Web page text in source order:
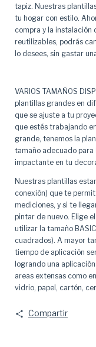
tapiz. Nuestras
tu hogar con estilo.
compra y la instalación
reutilizables, podrás
lo desees, sin gastar
VARIOS TAMAÑOS
plantillas grandes en
que se ajuste a tu
que estés trabajando
grande, tenemos la
tamaño adecuado
impactante en tu
Nuestras plantillas
conexión) que te
mediciones, y si te
pintar de nuevo. Elige
utilizar la tamaño
cuadrados). A mayor
tiempo de aplicación
logrando una
areas extensas como
vidrio, papel, cartón,
Compartir